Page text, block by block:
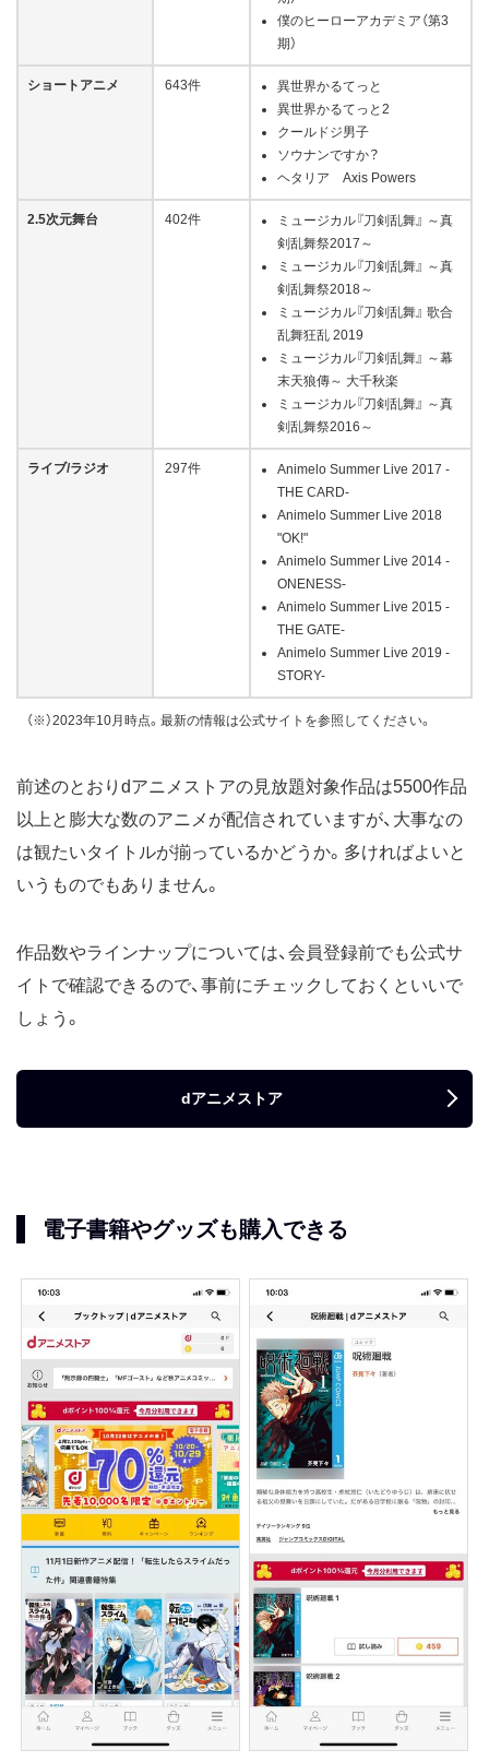
僕のヒーローアカデミア（第3
期）
ショートアニメ 643件
異世界かるてっと
異世界かるてっと2
クールドジ男子
ソウナンですか？
ヘタリア Axis Powers
2.5次元舞台 402件
ミュージカル『刀剣乱舞』 ～真
剣乱舞祭2017～
ミュージカル『刀剣乱舞』 ～真
剣乱舞祭2018～
ミュージカル『刀剣乱舞』 歌合
乱舞狂乱 2019
ミュージカル『刀剣乱舞』 ～幕
末天狼傳～ 大千秋楽
ミュージカル『刀剣乱舞』 ～真
剣乱舞祭2016～
ライブ/ラジオ 297件
Animelo Summer Live 2017 -
THE CARD-
Animelo Summer Live 2018
"OK!"
Animelo Summer Live 2014 -
ONENESS-
Animelo Summer Live 2015 -
THE GATE-
Animelo Summer Live 2019 -
STORY-
（※）2023年10月時点。最新の情報は公式サイトを参照してください。
前述のとおりdアニメストアの見放題対象作品は5500作品
以上と膨大な数のアニメが配信されていますが、大事なの
は観たいタイトルが揃っているかどうか。多ければよいと
いうものでもありません。
作品数やラインナップについては、会員登録前でも公式サ
イトで確認できるので、事前にチェックしておくといいで
しょう。
dアニメストア
電子書籍やグッズも購入できる